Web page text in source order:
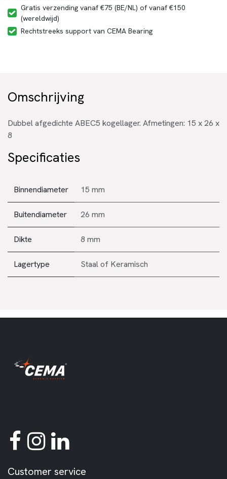
Gratis verzending vanaf €75 (BE/NL) of vanaf €150
(wereldwijd)
Rechtstreeks support van CEMA Bearing
Omschrijving
Dubbel afgedichte ABEC5 kogellager. Afmetingen: 15 x 26 x
8
Specificaties
Binnendiameter 15 mm
Buitendiameter 26 mm
Dikte 8 mm
Lagertype Staalof Keramisch
Customer service